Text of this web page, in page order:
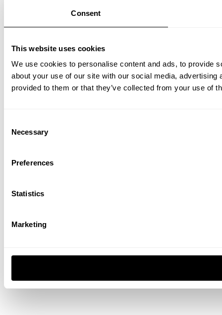
Consent
This website uses cookies
We use cookies to personalise content and ads, to provide
about your use of our site with our social media,
provided to them or that they’ve collected from your use of
Selection
Necessary
Preferences
Statistics
Marketing